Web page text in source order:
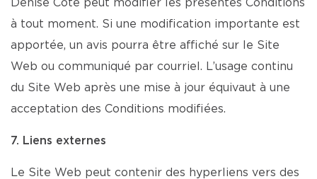
Denise Côté peut modifier les présentes Conditions
à tout moment. Si une modification importante est
apportée, un avis pourra être affiché sur le Site
Web ou communiqué par courriel. L’usage continu
du Site Web après une mise à jour équivaut à une
acceptation des Conditions modifiées.
7. Liens externes
Le Site Web peut contenir des hyperliens vers des